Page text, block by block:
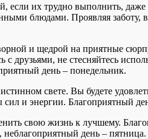
если их трудно выполнить,
блюдами. Проявляя
и щедрой на приятные
друзьями, не стесняйтесь
день – понедельник.
свете. Вы будете
и энергии. Благоприятный
свою жизнь к лучшему.
день – пятница.